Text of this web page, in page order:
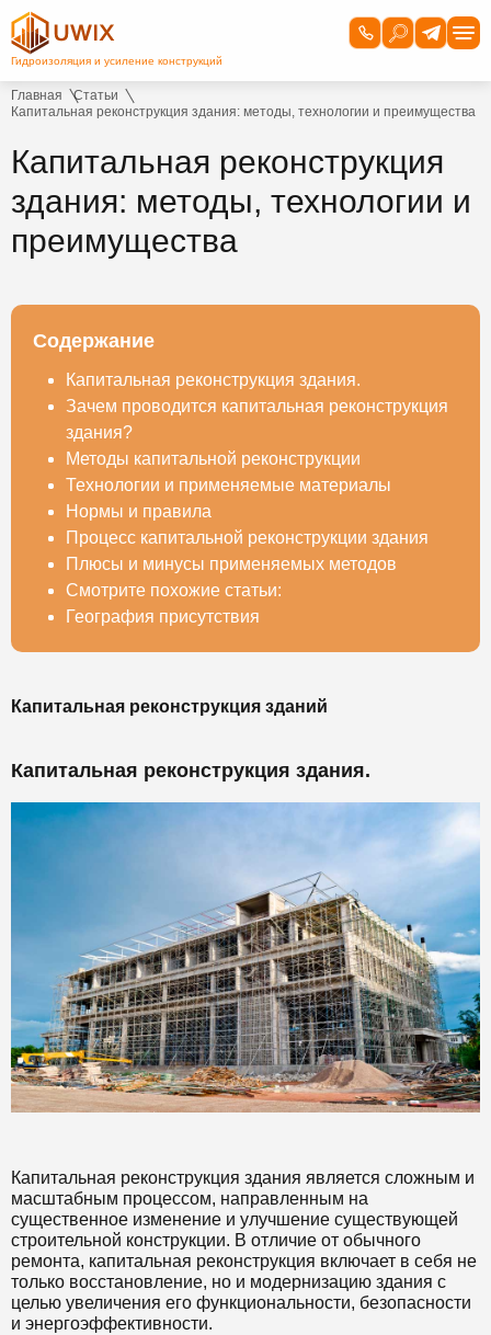
Главная
Статьи
Капитальная реконструкция здания: методы, технологии и преимущества
Капитальная реконструкция
здания: методы, технологии и
преимущества
Содержание
Капитальная реконструкция здания.
Зачем проводится капитальная реконструкция
здания?
Методы капитальной реконструкции
Технологии и применяемые материалы
Нормы и правила
Процесс капитальной реконструкции здания
Плюсы и минусы применяемых методов
Смотрите похожие статьи:
География присутствия
Капитальная реконструкция зданий
Капитальная реконструкция здания.
Капитальная реконструкция здания является сложным и
масштабным процессом, направленным на
существенное изменение и улучшение существующей
строительной конструкции. В отличие от обычного
ремонта, капитальная реконструкция включает в себя не
только восстановление, но и модернизацию здания с
целью увеличения его функциональности, безопасности
и энергоэффективности.